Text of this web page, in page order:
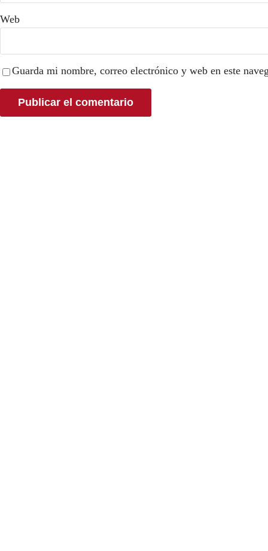
Web
Guarda mi nombre, correo electrónico y web en este